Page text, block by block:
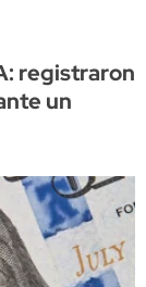
registraron
un